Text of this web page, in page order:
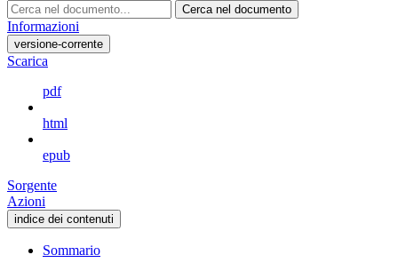
Cerca nel documento
Informazioni
versione-corrente
Scarica
pdf
html
epub
Sorgente
Azioni
indice dei contenuti
Sommario